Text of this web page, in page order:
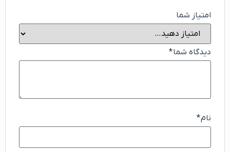
امتیاز شما
دیدگاه شما*
نام*